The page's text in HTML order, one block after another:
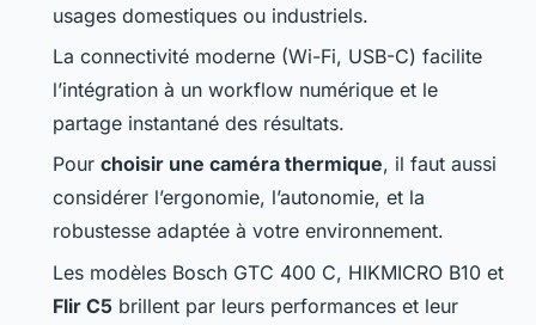
usages domestiques ou industriels.
La connectivité moderne (Wi-Fi, USB-C) facilite
l’intégration à un workflow numérique et le
partage instantané des résultats.
Pour choisir une caméra thermique, il faut aussi
considérer l’ergonomie, l’autonomie, et la
robustesse adaptée à votre environnement.
Les modèles Bosch GTC 400 C, HIKMICRO B10 et
Flir C5 brillent par leurs performances et leur